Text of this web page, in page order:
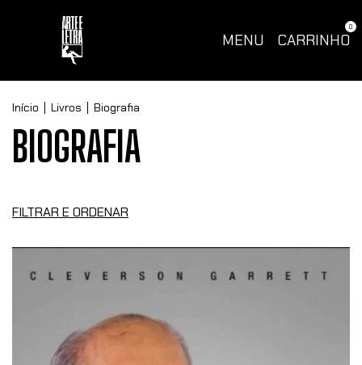
MENU CARRINHO
0
Início Livros Biografia
BIOGRAFIA
FILTRAR E ORDENAR